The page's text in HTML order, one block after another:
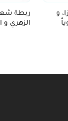
و
ربطة
الزهري و